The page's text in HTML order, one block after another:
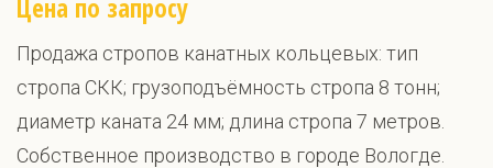
Цена по запросу
Продажа стропов канатных кольцевых: тип
стропа СКК; грузоподъёмность стропа 8 тонн;
диаметр каната 24 мм; длина стропа 7 метров.
Собственное производство в городе Вологде.